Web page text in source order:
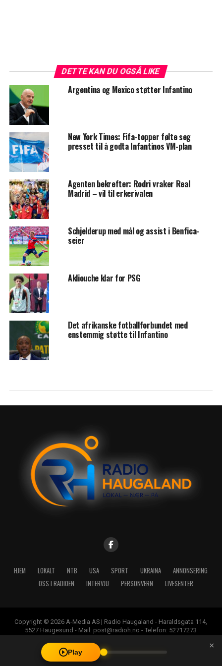
DETTE KAN DU OGSÅ LIKE
Argentina og Mexico støtter Infantino
New York Times: Fifa-topper følte seg
presset til å godta Infantinos VM-plan
Agenten bekrefter: Rodri vraker Real
Madrid – vil til erkerivalen
Schjelderup med mål og assist i Benfica-
seier
Akliouche klar for PSG
Det afrikanske fotballforbundet med
enstemmig støtte til Infantino
HJEM LOKALT NTB USA SPORT UKRAINA
ANNONSERING
OSS I RADIOEN
INTERVJU PERSONVERN LIVESENTER
Copyright © 2026 A-Media AS | Radio Haugaland - Haraldsgata 114,
5527 Haugesund - Mail: post@radioh.no - Telefon: 52717273
Play
×